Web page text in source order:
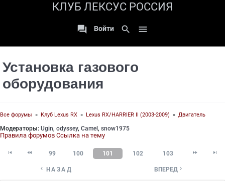
КЛУБ ЛЕКСУС РОССИЯ
 Войти search 
Установка газового
оборудования
Все форумы » Клуб Lexus RX » Lexus RX/HARRIER II (2003-2009) » Двигатель
Модераторы: Ugin, odyssey, Camel , snow1975
Правила форумов Ссылка на тему
  99 100 101 102 103  
 НАЗАД ВПЕРЕД 